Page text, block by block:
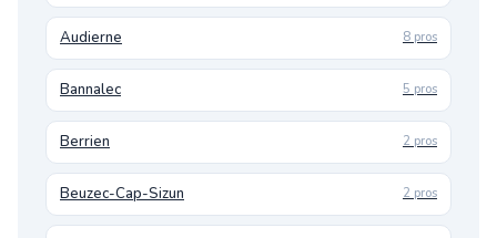
Audierne 8 pros
Bannalec 5 pros
Berrien 2 pros
Beuzec-Cap-Sizun 2 pros